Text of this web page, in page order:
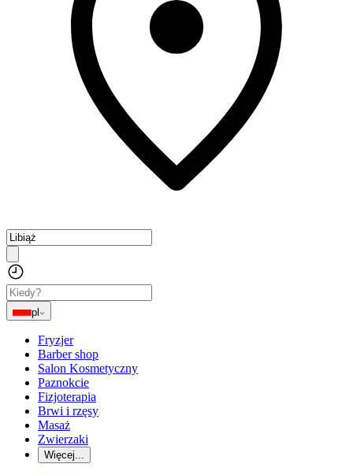
pl
Fryzjer
Barber shop
Salon Kosmetyczny
Paznokcie
Fizjoterapia
Brwi i rzęsy
Masaż
Zwierzaki
Więcej...